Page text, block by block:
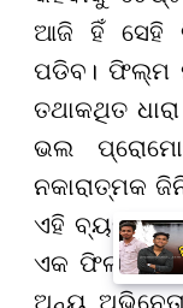
ଆଜି ହିଁ ସେହି
ପଡିବ। ଫିଲ୍ମ
ତଥାକଥିତ
ଭଲ
ନକାରାତ୍ମକ
ଏହି ବ୍ୟବସ୍ଥା
ଏକ ଫିଲ୍ମ
ଅନ୍ୟ